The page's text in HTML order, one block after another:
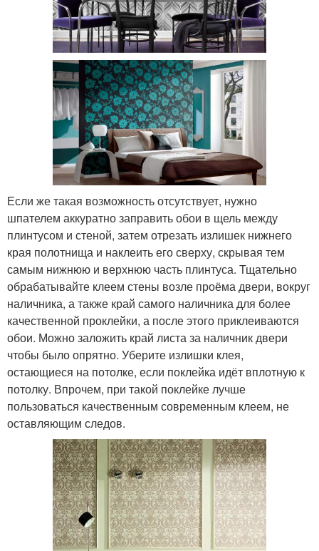
Если же такая возможность отсутствует, нужно
шпателем аккуратно заправить обои в щель между
плинтусом и стеной, затем отрезать излишек нижнего
края полотнища и наклеить его сверху, скрывая тем
самым нижнюю и верхнюю часть плинтуса. Тщательно
обрабатывайте клеем стены возле проёма двери, вокруг
наличника, а также край самого наличника для более
качественной проклейки, а после этого приклеиваются
обои. Можно заложить край листа за наличник двери
чтобы было опрятно. Уберите излишки клея,
остающиеся на потолке, если поклейка идёт вплотную к
потолку. Впрочем, при такой поклейке лучше
пользоваться качественным современным клеем, не
оставляющим следов.